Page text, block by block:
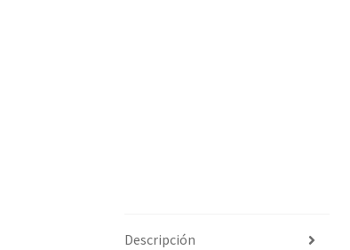
Descripción